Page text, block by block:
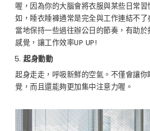
喔，因為你的大腦會將衣服與某些日常習
如，睡衣睡褲通常是完全與工作連結不
當地保持一些過往辦公日的節奏，有助
感覺，讓工作效率UP UP!
起身動動
起身走走，呼吸新鮮的空氣。不僅會讓
覺，而且還能夠更加集中注意力喔。